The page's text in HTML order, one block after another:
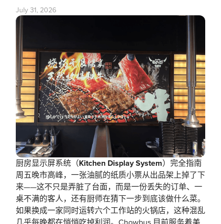
July 31, 2026
厨房显示屏系统（Kitchen Display System）完全指南
周五晚市高峰，一张油腻的纸质小票从出品架上掉了下
来——这不只是弄脏了台面，而是一份丢失的订单、一
桌不满的客人，还有厨师在猜下一步到底该做什么菜。
如果换成一家同时运转六个工作站的火锅店，这种混乱